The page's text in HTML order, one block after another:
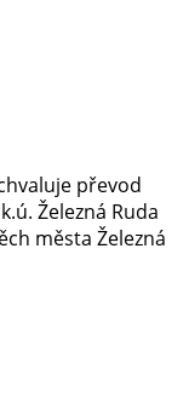
převod
Železná Ruda
města Železná